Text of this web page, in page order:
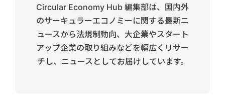
Circular Economy Hub 編集部は、国内外
のサーキュラーエコノミーに関する最新ニ
ュースから法規制動向、大企業やスタート
アップ企業の取り組みなどを幅広くリサー
チし、ニュースとしてお届けしています。